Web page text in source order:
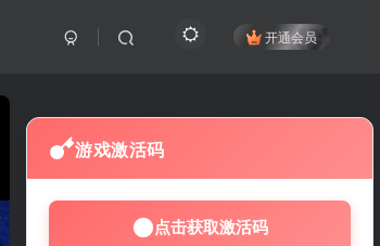
开通会员
游戏激活码
点击获取激活码